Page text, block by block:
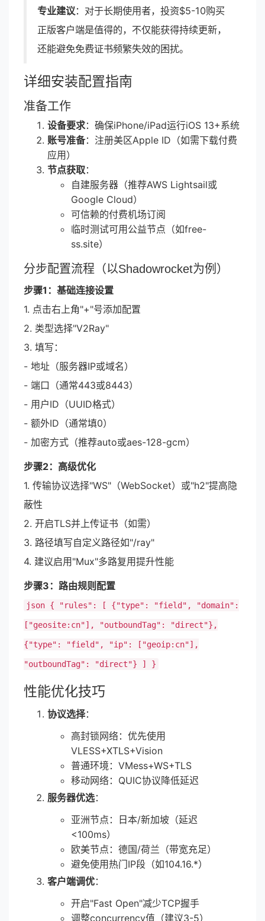
专业建议：对于长期使用者，投资$5-10购买
正版客户端是值得的，不仅能获得持续更新，
还能避免免费证书频繁失效的困扰。
详细安装配置指南
准备工作
设备要求：确保iPhone/iPad运行iOS 13+系统
账号准备：注册美区Apple ID（如需下载付费
应用）
节点获取：
自建服务器（推荐AWS Lightsail或
Google Cloud）
可信赖的付费机场订阅
临时测试可用公益节点（如free-
ss.site）
分步配置流程（以Shadowrocket为例）
步骤1：基础连接设置
1. 点击右上角"+"号添加配置
2. 类型选择"V2Ray"
3. 填写：
- 地址（服务器IP或域名）
- 端口（通常443或8443）
- 用户ID（UUID格式）
- 额外ID（通常填0）
- 加密方式（推荐auto或aes-128-gcm）
步骤2：高级优化
1. 传输协议选择"WS"（WebSocket）或"h2"提高隐
蔽性
2. 开启TLS并上传证书（如需）
3. 路径填写自定义路径如"/ray"
4. 建议启用"Mux"多路复用提升性能
步骤3：路由规则配置
json { "rules": [ {"type": "field", "domain":
["geosite:cn"], "outboundTag": "direct"},
{"type": "field", "ip": ["geoip:cn"],
"outboundTag": "direct"} ] }
性能优化技巧
协议选择：
高封锁网络：优先使用
VLESS+XTLS+Vision
普通环境：VMess+WS+TLS
移动网络：QUIC协议降低延迟
服务器优选：
亚洲节点：日本/新加坡（延迟
<100ms）
欧美节点：德国/荷兰（带宽充足）
避免使用热门IP段（如104.16.*）
客户端调优：
开启"Fast Open"减少TCP握手
调整concurrency值（建议3-5）